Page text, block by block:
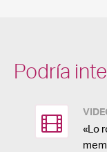
Podría
«Lo